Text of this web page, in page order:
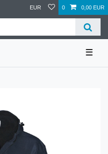
EUR 0 0,00 EUR
☰